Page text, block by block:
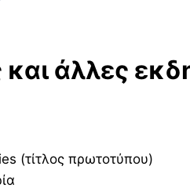
άλλες
(τίτλος πρωτοτύπου)